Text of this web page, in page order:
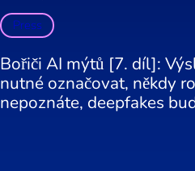
Press
Bořiči AI mýtů [7. díl]:
nutné označovat, někdy
nepoznáte, deepfakes